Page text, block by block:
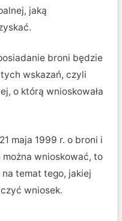
jaką
broni będzie
wskazań, czyli
o którą wnioskowała
maja 1999 r. o broni i
wnioskować, to
temat tego, jakiej
wniosek.